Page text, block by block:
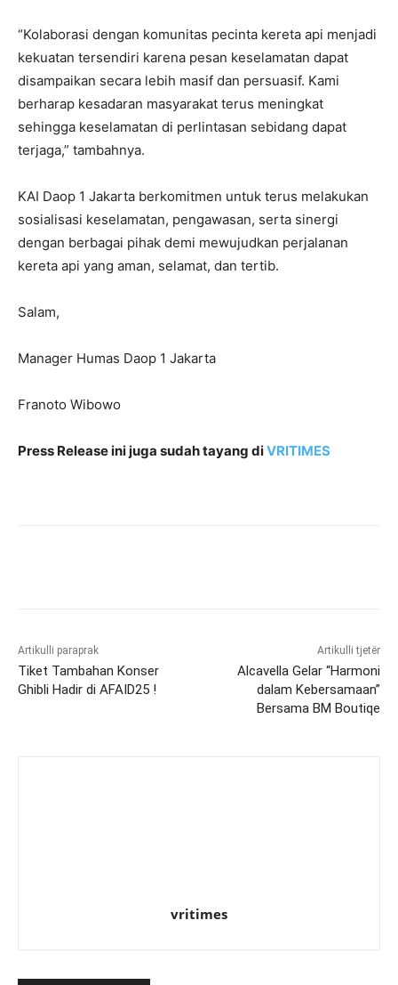
“Kolaborasi dengan komunitas pecinta kereta api menjadi
kekuatan tersendiri karena pesan keselamatan dapat
disampaikan secara lebih masif dan persuasif. Kami
berharap kesadaran masyarakat terus meningkat
sehingga keselamatan di perlintasan sebidang dapat
terjaga,” tambahnya.
KAI Daop 1 Jakarta berkomitmen untuk terus melakukan
sosialisasi keselamatan, pengawasan, serta sinergi
dengan berbagai pihak demi mewujudkan perjalanan
kereta api yang aman, selamat, dan tertib.
Salam,
Manager Humas Daop 1 Jakarta
Franoto Wibowo
Press Release ini juga sudah tayang diVRITIMES
Artikulli paraprak
Tiket Tambahan Konser
Ghibli Hadir di AFAID25 !
Artikulli tjetër
Alcavella Gelar “Harmoni
dalam Kebersamaan”
Bersama BM Boutiqe
vritimes